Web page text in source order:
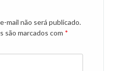
mail não será publicado.
são marcados com *